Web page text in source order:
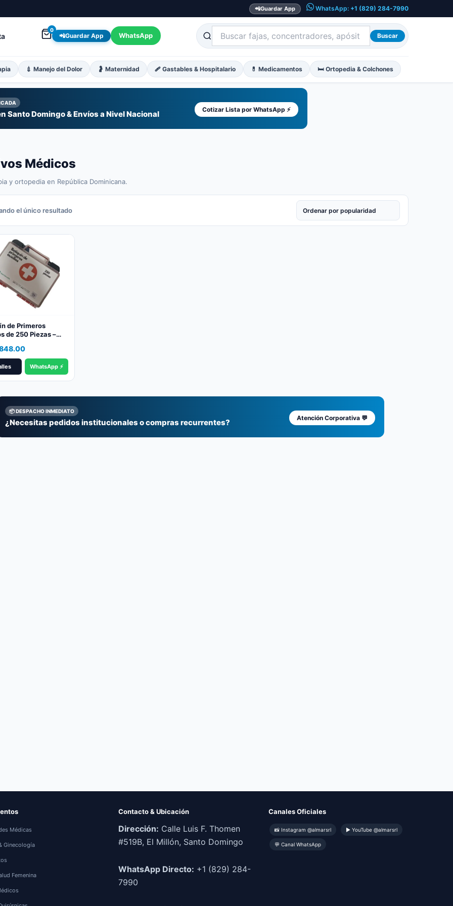
📲Guardar App WhatsApp: +1 (829) 284-7990
0
📲Guardar App WhatsApp Buscar
💉 Manejo del Dolor 🤰 Maternidad 🩹 Gastables & Hospitalario 💊 Medicamentos 🛏️ Ortopedia & Colchones
Santo Domingo & Envíos a Nivel Nacional Cotizar Lista por WhatsApp ⚡
Médicos
y ortopedia en República Dominicana.
el único resultado
de Primeros
de 250 Piezas –
WhatsApp ⚡
📦 DESPACHO INMEDIATO
¿Necesitas pedidos institucionales o compras recurrentes? Atención Corporativa 💬
Médicas
Ginecología
Femenina
Contacto & Ubicación
Dirección: Calle Luis F. Thomen
#519B, El Millón, Santo Domingo
WhatsApp Directo: +1 (829) 284-
7990
Canales Oficiales
📸 Instagram @almarsrl ▶ YouTube @almarsrl
💬 Canal WhatsApp